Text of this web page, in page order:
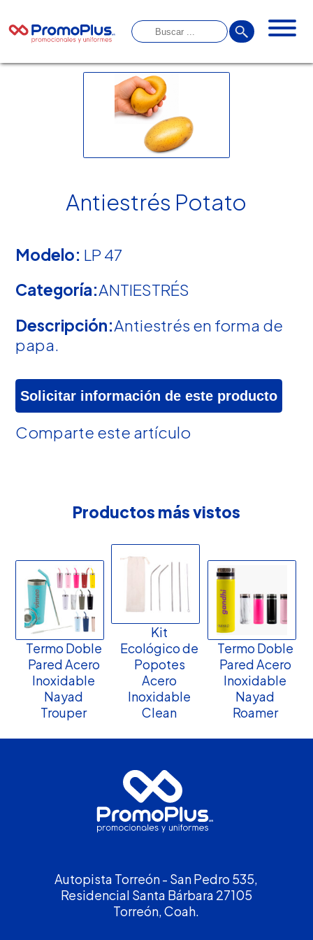
Antiestrés Potato
Modelo: LP 47
Categoría:ANTIESTRÉS
Descripción:Antiestrés en forma de
papa.
Solicitar información de este producto
Comparte este artículo
Productos más vistos
Termo Doble
Pared Acero
Inoxidable
Nayad
Trouper
Kit
Ecológico de
Popotes
Acero
Inoxidable
Clean
Termo Doble
Pared Acero
Inoxidable
Nayad
Roamer
Autopista Torreón - San Pedro 535,
Residencial Santa Bárbara 27105
Torreón, Coah.